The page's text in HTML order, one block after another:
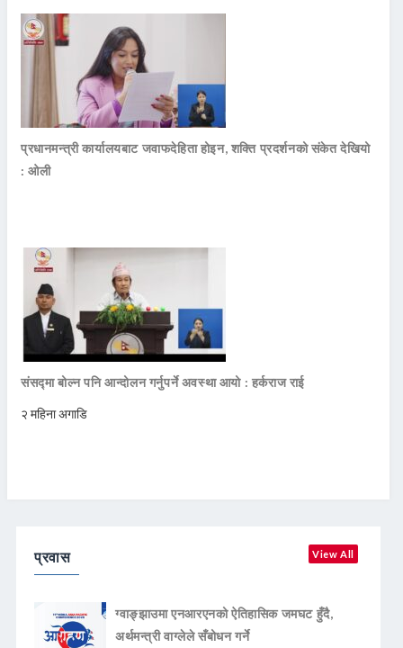
प्रधानमन्त्री कार्यालयबाट जवाफदेहिता होइन, शक्ति प्रदर्शनको संकेत देखियो
: ओली
संसद्मा बोल्न पनि आन्दोलन गर्नुपर्ने अवस्था आयो : हर्कराज राई
२ महिना अगाडि
प्रवास View All
ग्वाङ्झाउमा एनआरएनको ऐतिहासिक जमघट हुँदै,
अर्थमन्त्री वाग्लेले सँबोधन गर्ने